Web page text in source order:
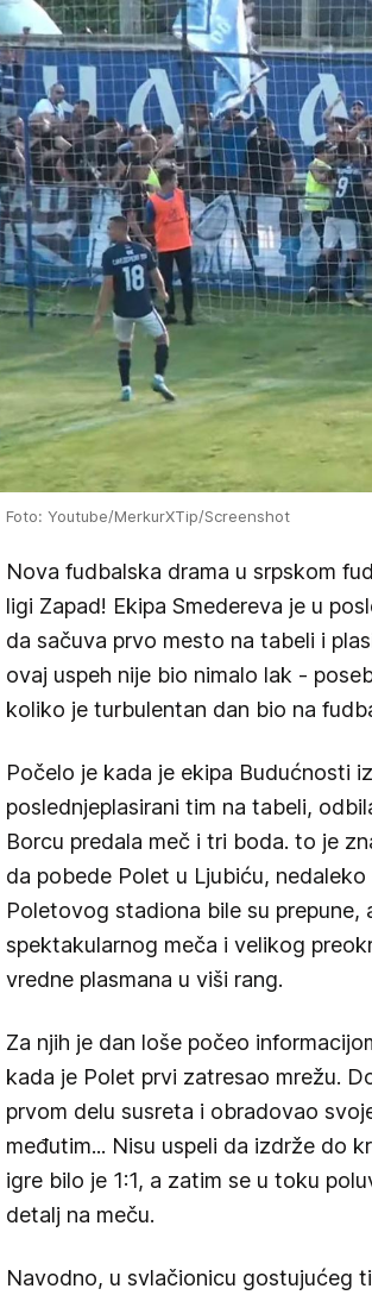
Foto: Youtube/MerkurXTip/Screenshot
Nova fudbalska drama u srpskom
ligi Zapad! Ekipa Smedereva je u
da sačuva prvo mesto na tabeli i
ovaj uspeh nije bio nimalo lak -
koliko je turbulentan dan bio na
Počelo je kada je ekipa Budućnosti
poslednjeplasirani tim na tabeli,
Borcu predala meč i tri boda. to je
da pobede Polet u Ljubiću,
Poletovog stadiona bile su prepune,
spektakularnog meča i velikog
vredne plasmana u viši rang.
Za njih je dan loše počeo
kada je Polet prvi zatresao mrežu.
prvom delu susreta i obradovao
međutim... Nisu uspeli da izdrže do
igre bilo je 1:1, a zatim se u toku
detalj na meču.
Navodno, u svlačionicu gostujućeg